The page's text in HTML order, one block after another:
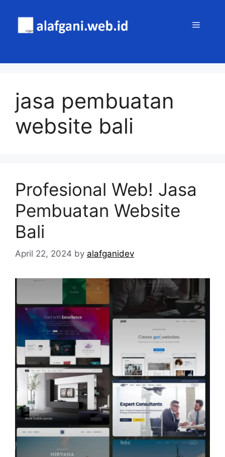
content
MENU
jasa pembuatan
website bali
Profesional Web! Jasa
Pembuatan Website
Bali
April 22, 2024 by alafganidev